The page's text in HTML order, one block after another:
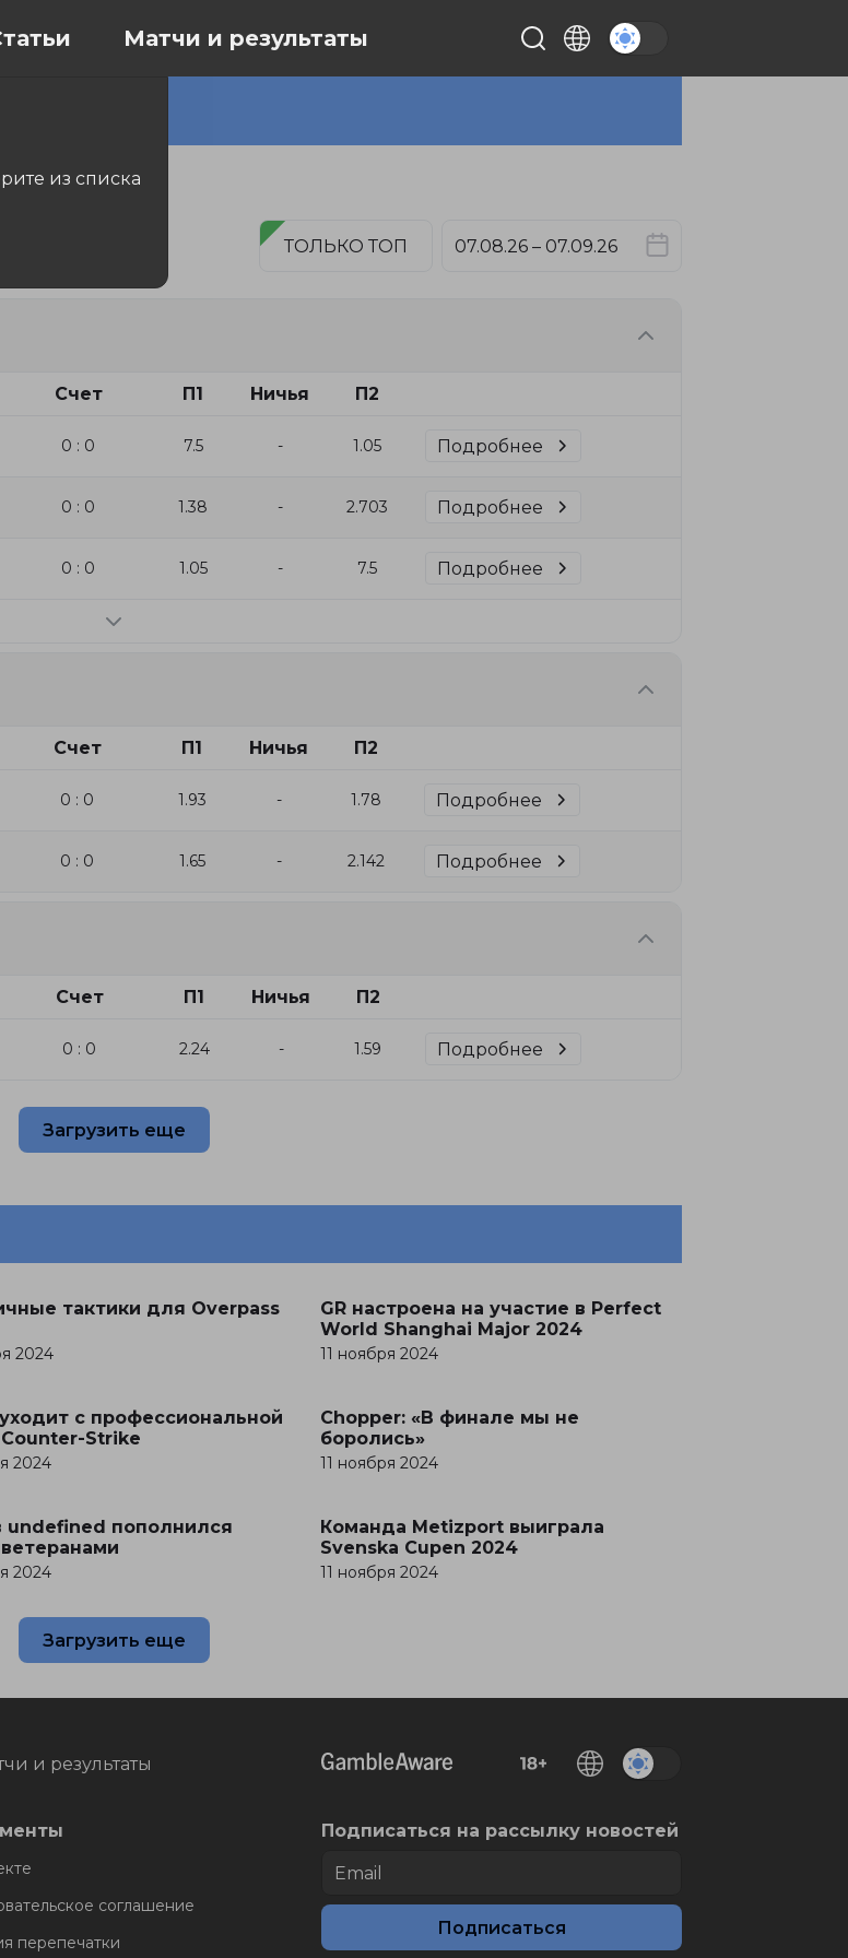
Матчи и результаты
ТОЛЬКО ТОП
Счет П1 Ничья П2
0 : 0 7.5 - 1.05 Подробнее
0 : 0 1.38 - 2.703 Подробнее
0 : 0 1.05 - 7.5 Подробнее
Счет П1 Ничья П2
0 : 0 1.93 - 1.78 Подробнее
0 : 0 1.65 - 2.142 Подробнее
Счет П1 Ничья П2
0 : 0 2.24 - 1.59 Подробнее
Загрузить еще
тактики для Overpass
2024
GR настроена на участие в Perfect
World Shanghai Major 2024
11 ноября 2024
с профессиональной
Strike
2024
Chopper: «В финале мы не
боролись»
11 ноября 2024
undefined пополнился
2024
Команда Metizport выиграла
Svenska Cupen 2024
11 ноября 2024
Загрузить еще
из списка
и результаты
соглашение
перепечатки
Подписаться на рассылку новостей
Подписаться